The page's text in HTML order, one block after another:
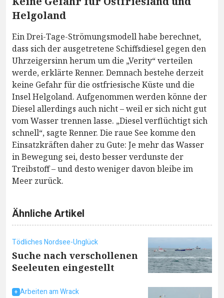
Helgoland
Ein Drei-Tage-Strömungsmodell habe berechnet,
dass sich der ausgetretene Schiffsdiesel gegen den
Uhrzeigersinn herum um die „Verity“ verteilen
werde, erklärte Renner. Demnach bestehe derzeit
keine Gefahr für die ostfriesische Küste und die
Insel Helgoland. Aufgenommen werden könne der
Diesel allerdings auch nicht – weil er sich nicht gut
vom Wasser trennen lasse. „Diesel verflüchtigt sich
schnell“, sagte Renner. Die raue See komme den
Einsatzkräften daher zu Gute: Je mehr das Wasser
in Bewegung sei, desto besser verdunste der
Treibstoff – und desto weniger davon bleibe im
Meer zurück.
Ähnliche Artikel
Tödliches Nordsee-Unglück
Suche nach verschollenen
Seeleuten eingestellt
Arbeiten am Wrack